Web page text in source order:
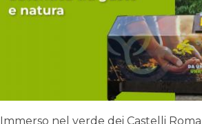
Immerso nel verde dei Castelli